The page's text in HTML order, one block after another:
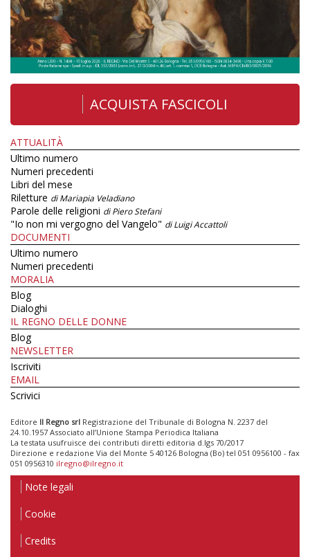
ACQUISTA FASCICOLI
ATTUALITÀ
Ultimo numero
Numeri precedenti
Libri del mese
Riletture di Mariapia Veladiano
Parole delle religioni di Piero Stefani
"Io non mi vergogno del Vangelo" di Luigi Accattoli
DOCUMENTI
Ultimo numero
Numeri precedenti
MORALIA
Blog
Dialoghi
IL REGNO DELLE DONNE
Blog
NEWSLETTER
Iscriviti
EMAIL
Scrivici
Editore Il Regno srl Registrazione del Tribunale di Bologna N. 2237 del
24.10.1957 Associato all’Unione Stampa Periodica Italiana
La testata usufruisce dei contributi diretti editoria d.lgs 70/2017
Direzione e redazione Via del Monte 5 40126 Bologna (Bo) tel 051 0956100 - fax
051 0956310 ilregno@ilregno.it
Note legali
Cookie
Credits